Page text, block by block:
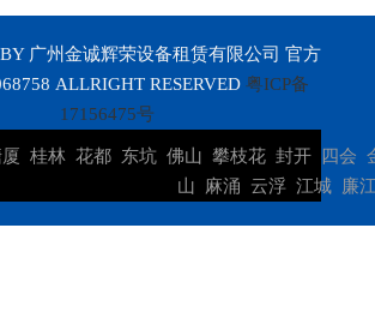
广州金诚辉荣设备租赁有限公司 官方
ALLRIGHT RESERVED 粤ICP备
17156475号
桂林 花都 东坑 佛山 攀枝花 封开 四会
山
麻涌 云浮 江城 廉